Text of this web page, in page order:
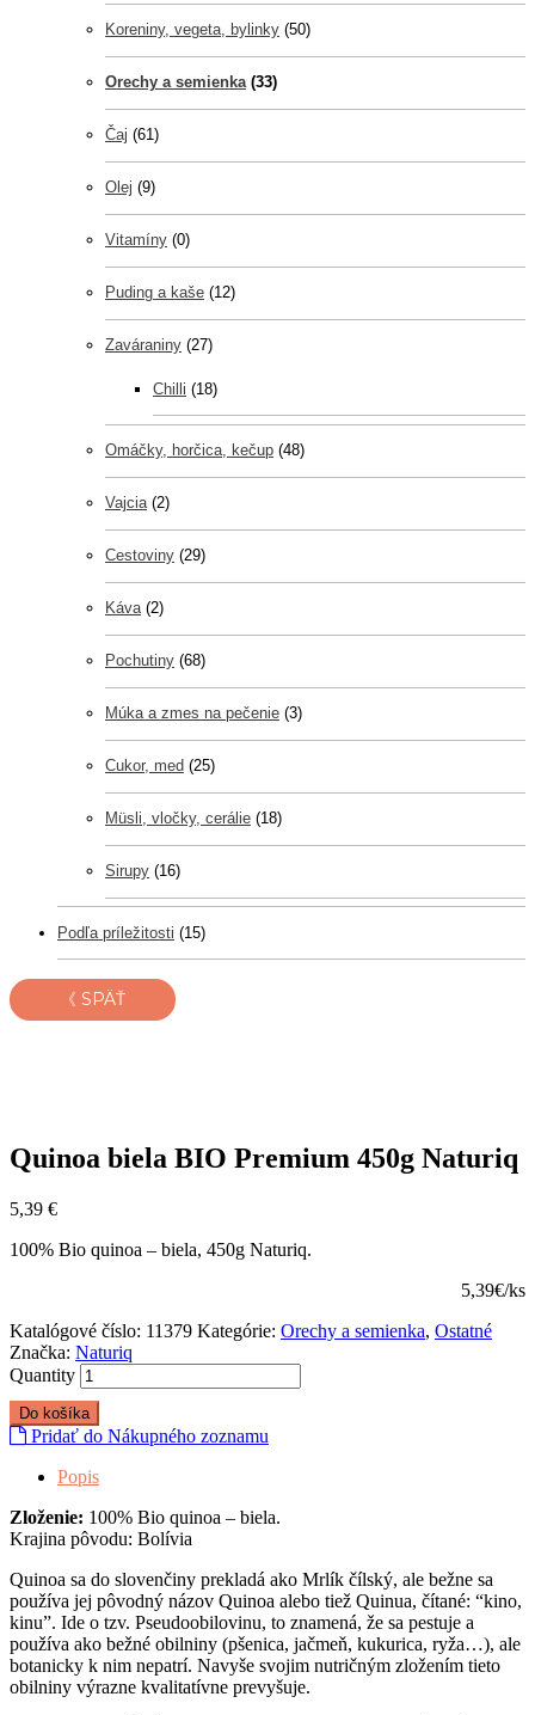
Koreniny, vegeta, bylinky (50)
Orechy a semienka (33)
Čaj (61)
Olej (9)
Vitamíny (0)
Puding a kaše (12)
Zaváraniny (27)
Chilli (18)
Omáčky, horčica, kečup (48)
Vajcia (2)
Cestoviny (29)
Káva (2)
Pochutiny (68)
Múka a zmes na pečenie (3)
Cukor, med (25)
Müsli, vločky, cerálie (18)
Sirupy (16)
Podľa príležitosti (15)
《 SPÄŤ
Quinoa biela BIO Premium 450g Naturiq
5,39 €
100% Bio quinoa – biela, 450g Naturiq.
5,39€/ks
Katalógové číslo: 11379 Kategórie: Orechy a semienka, Ostatné
Značka: Naturiq
Quantity
Do košíka
Pridať do Nákupného zoznamu
Popis
Zloženie: 100% Bio quinoa – biela.
Krajina pôvodu: Bolívia
Quinoa sa do slovenčiny prekladá ako Mrlík čílský, ale bežne sa
používa jej pôvodný názov Quinoa alebo tiež Quinua, čítané: “kino,
kinu”. Ide o tzv. Pseudoobilovinu, to znamená, že sa pestuje a
používa ako bežné obilniny (pšenica, jačmeň, kukurica, ryža…), ale
botanicky k nim nepatrí. Navyše svojim nutričným zložením tieto
obilniny výrazne kvalitatívne prevyšuje.